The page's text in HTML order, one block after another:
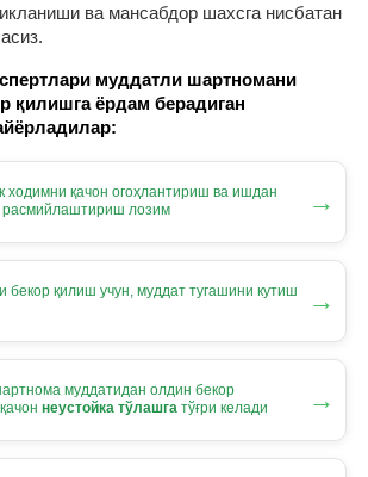
ва мансабдор шахсга нисбатан
муддатли шартномани
қилишга ёрдам берадиган
ходимни қачон огоҳлантириш ва ишдан
лозим
→
бекор қилиш учун, муддат тугашини кутиш
→
муддатидан олдин бекор
неустойка тўлашга тўғри келади →